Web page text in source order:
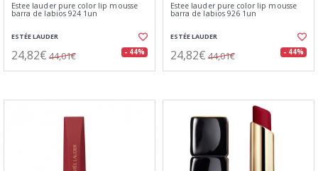
Estee lauder pure color lip mousse
barra de labios 924 1un
ESTÉE LAUDER
24,82€ 44,01€ - 44%
Estee lauder pure color lip mousse
barra de labios 926 1un
ESTÉE LAUDER
24,82€ 44,01€ - 44%